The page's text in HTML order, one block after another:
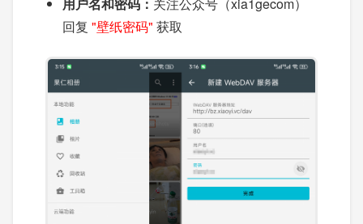
回复 "壁纸密码" 获取